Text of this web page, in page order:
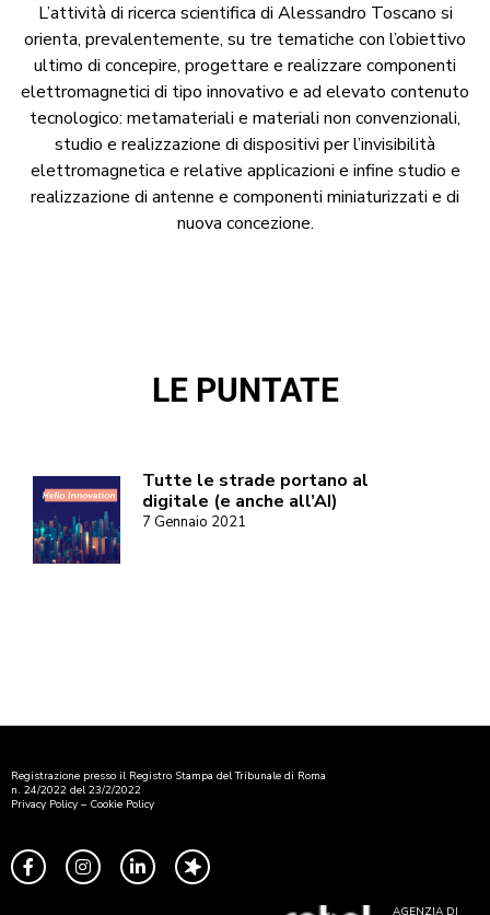
L’attività di ricerca scientifica di Alessandro Toscano si
orienta, prevalentemente, su tre tematiche con l’obiettivo
ultimo di concepire, progettare e realizzare componenti
elettromagnetici di tipo innovativo e ad elevato contenuto
tecnologico: metamateriali e materiali non convenzionali,
studio e realizzazione di dispositivi per l’invisibilità
elettromagnetica e relative applicazioni e infine studio e
realizzazione di antenne e componenti miniaturizzati e di
nuova concezione.
LE PUNTATE
Tutte le strade portano al
digitale (e anche all’AI)
7 Gennaio 2021
Registrazione presso il Registro Stampa del Tribunale di Roma
n. 24/2022 del 23/2/2022
Privacy Policy – Cookie Policy
AGENZIA DI